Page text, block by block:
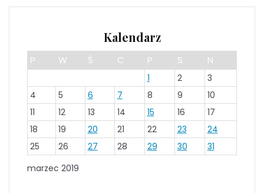
Kalendarz
marzec 2019
P W Ś C P S N
1 2
3
4
5 6 7 8 9
10
11
12 13 14 15 16
17
18
19 20 21 22 23
24
25
26 27 28 29 30 31